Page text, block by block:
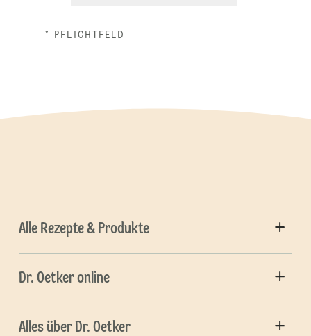
* PFLICHTFELD
Alle Rezepte & Produkte
Dr. Oetker online
Alles über Dr. Oetker